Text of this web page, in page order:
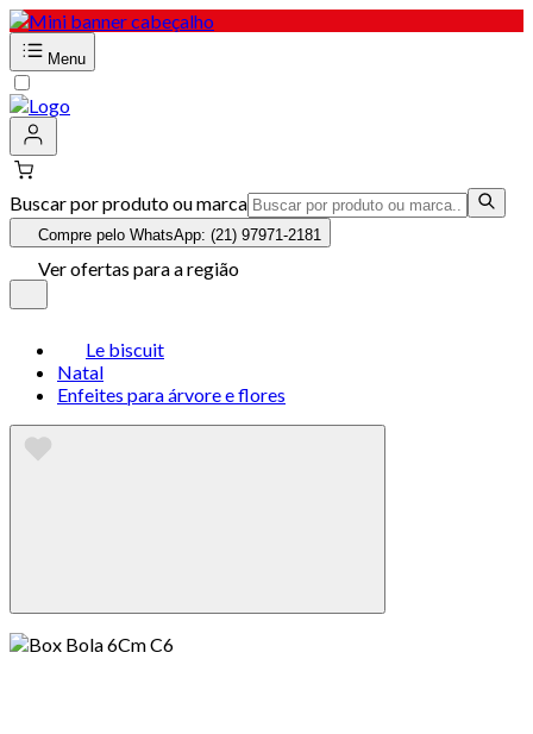
Menu
Buscar por produto ou marca
Compre pelo WhatsApp: (21) 97971-2181
Ver ofertas para a região
Le biscuit
Natal
Enfeites para árvore e flores